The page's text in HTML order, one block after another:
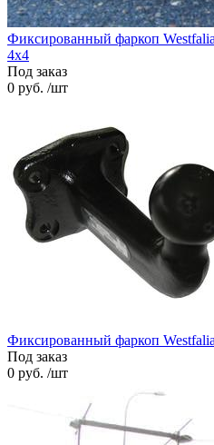
Фиксированный фаркоп
4x4
Под заказ
0 руб. /шт
Фиксированный фаркоп
Под заказ
0 руб. /шт